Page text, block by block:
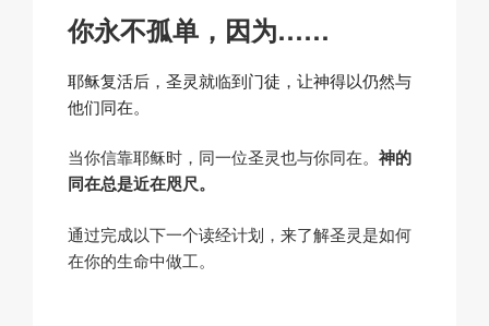
你永不孤单，因为……
耶稣复活后，圣灵就临到门徒，让神得以仍然与
他们同在。
当你信靠耶稣时，同一位圣灵也与你同在。 神的
同在总是近在咫尺。
通过完成以下一个读经计划，来了解圣灵是如何
在你的生命中做工。